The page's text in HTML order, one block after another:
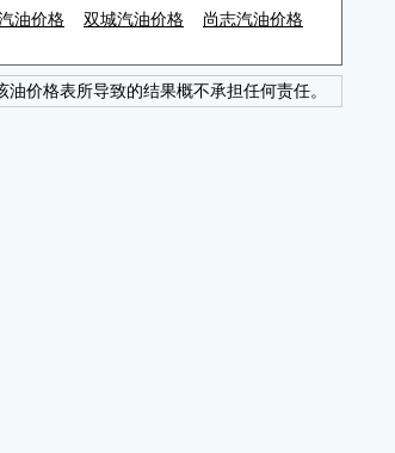
油价格 双城汽油价格
尚志汽油价格
价格表所导致的结果概不承担任何责任。